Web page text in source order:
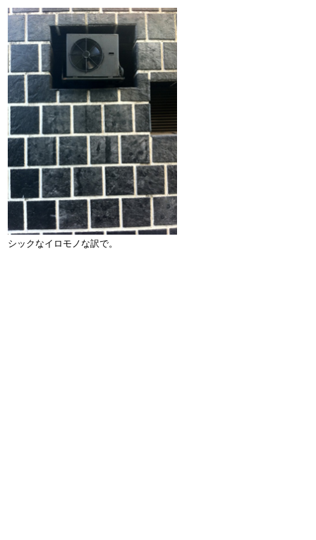
シックなイロモノな訳で。